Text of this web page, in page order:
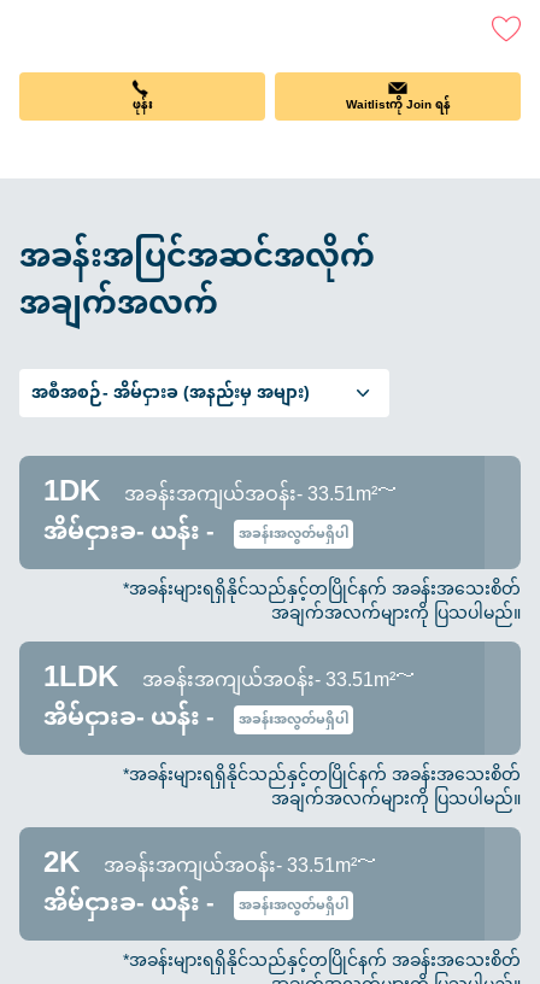
ဖုန်း Waitlistကို Join ရန်
အခန်းအပြင်အဆင်အလိုက်
အချက်အလက်
အစီအစဉ်-အိမ်ငှားခ (အနည်းမှ အများ)
1DK အခန်းအကျယ်အဝန်း- 33.51m²～
အိမ်ငှားခ- ယန်း - အခန်းအလွတ်မရှိပါ
*အခန်းများရရှိနိုင်သည်နှင့်တပြိုင်နက် အခန်းအသေးစိတ်
အချက်အလက်များကို ပြသပါမည်။
1LDK အခန်းအကျယ်အဝန်း- 33.51m²～
အိမ်ငှားခ- ယန်း - အခန်းအလွတ်မရှိပါ
*အခန်းများရရှိနိုင်သည်နှင့်တပြိုင်နက် အခန်းအသေးစိတ်
အချက်အလက်များကို ပြသပါမည်။
2K အခန်းအကျယ်အဝန်း- 33.51m²～
အိမ်ငှားခ- ယန်း - အခန်းအလွတ်မရှိပါ
*အခန်းများရရှိနိုင်သည်နှင့်တပြိုင်နက် အခန်းအသေးစိတ်